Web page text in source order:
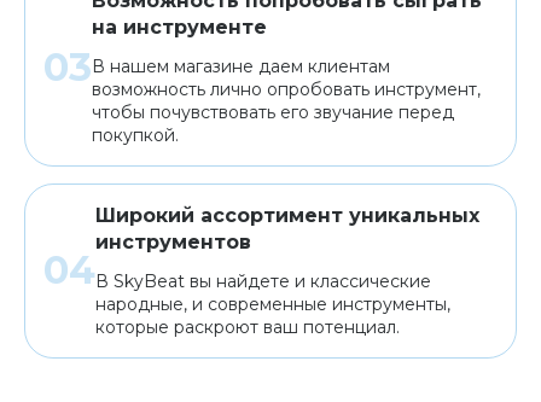
на инструменте
В нашем магазине даем клиентам
возможность лично опробовать инструмент,
чтобы почувствовать его звучание перед
покупкой.
Широкий ассортимент уникальных
инструментов
В SkyBeat вы найдете и классические
народные, и современные инструменты,
которые раскроют ваш потенциал.